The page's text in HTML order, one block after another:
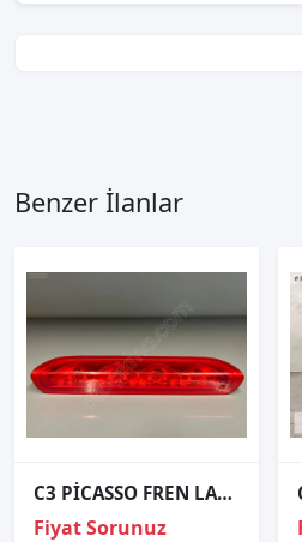
Benzer İlanlar
C3 PİCASSO FREN LAMBASI 3.STOP ORJİNAL 9681854380
Fiyat Sorunuz